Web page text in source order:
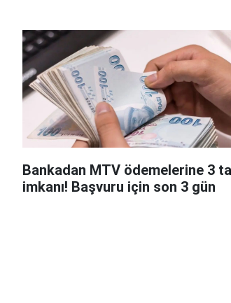
Bankadan MTV ödemelerine 3
imkanı! Başvuru için son 3 gün